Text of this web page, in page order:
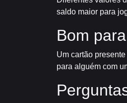
saldo maior para
Bom
Um cartão
para alguém com